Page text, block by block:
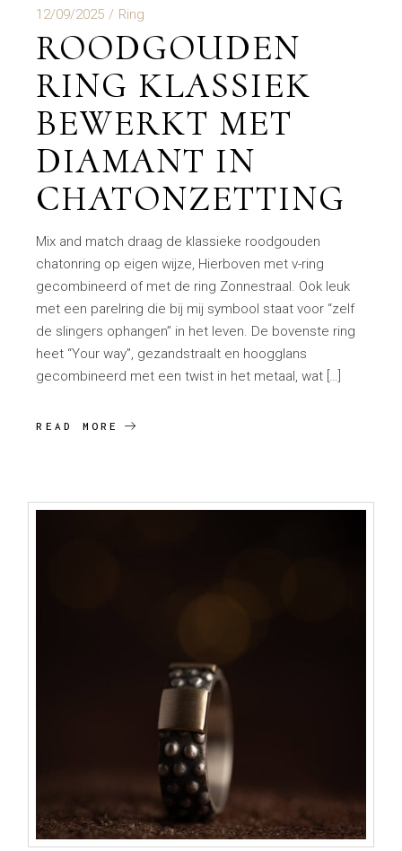
12/09/2025 Ring
ROODGOUDEN
RING KLASSIEK
BEWERKT MET
DIAMANT IN
CHATONZETTING
Mix and match draag de klassieke roodgouden
chatonring op eigen wijze, Hierboven met v-ring
gecombineerd of met de ring Zonnestraal. Ook leuk
met een parelring die bij mij symbool staat voor “zelf
de slingers ophangen” in het leven. De bovenste ring
heet “Your way”, gezandstraalt en hoogglans
gecombineerd met een twist in het metaal, wat […]
READ MORE